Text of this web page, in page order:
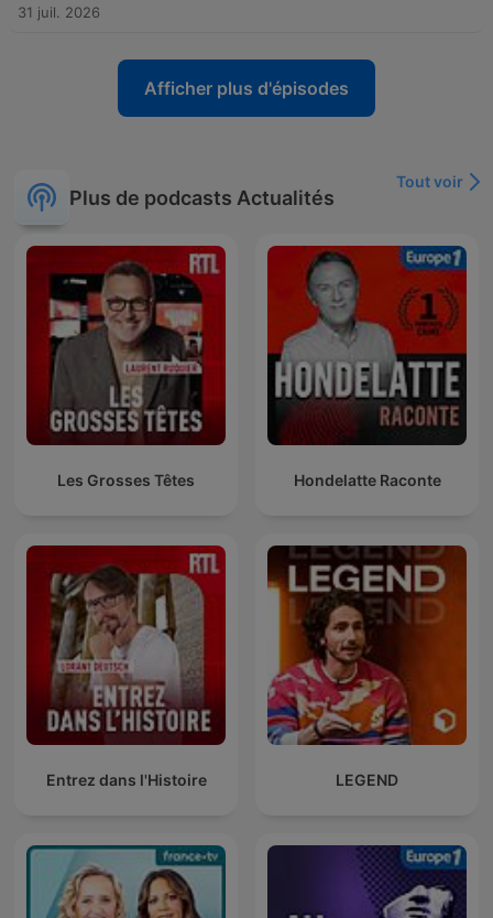
31 juil. 2026
Afficher plus d'épisodes
Plus de podcasts Actualités
Tout voir
Les Grosses Têtes Hondelatte Raconte
Entrez dans l'Histoire LEGEND